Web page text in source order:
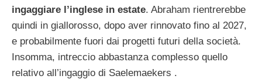
ingaggiare l’inglese in estate. Abraham rientrerebbe
quindi in giallorosso, dopo aver rinnovato fino al 2027,
e probabilmente fuori dai progetti futuri della società.
Insomma, intreccio abbastanza complesso quello
relativo all’ingaggio di Saelemaekers .